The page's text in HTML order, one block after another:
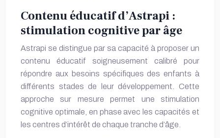
Contenu éducatif d’Astrapi :
stimulation cognitive par âge
Astrapi se distingue par sa capacité à proposer un
contenu éducatif soigneusement calibré pour
répondre aux besoins spécifiques des enfants à
différents stades de leur développement. Cette
approche sur mesure permet une stimulation
cognitive optimale, en phase avec les capacités et
les centres d’intérêt de chaque tranche d’âge.